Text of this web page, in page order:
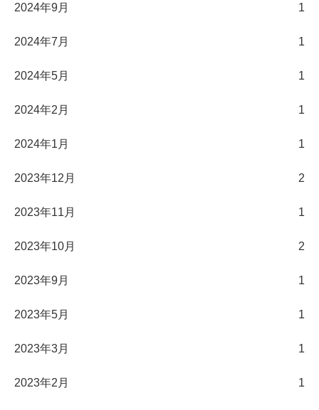
2024年9月 1
2024年7月 1
2024年5月 1
2024年2月 1
2024年1月 1
2023年12月 2
2023年11月 1
2023年10月 2
2023年9月 1
2023年5月 1
2023年3月 1
2023年2月 1